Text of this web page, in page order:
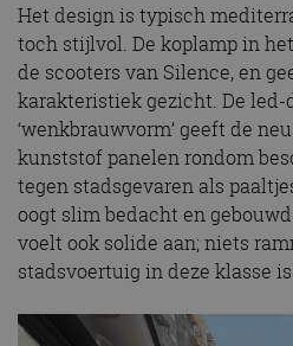
Het design is typisch
toch stijlvol. De koplamp in
de scooters van Silence, en
karakteristiek gezicht. De
‘wenkbrauwvorm’ geeft de
kunststof panelen rondom
tegen stadsgevaren als
oogt slim bedacht en
voelt ook solide aan; niets
stadsvoertuig in deze klasse